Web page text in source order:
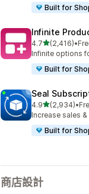
Built for
Infinite
4.7滿分 5 顆星
(2,416)
共有 2416 則評價
•
Infinite options
Built for
Seal
4.9滿分 5 顆星
(2,934)
共有 2934 則評價
•
Increase sales
Built for
商店設計